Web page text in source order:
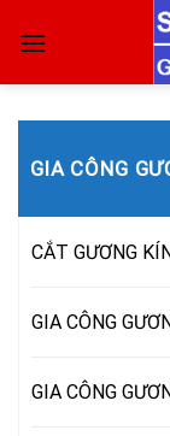
GIA CÔNG
CẮT GƯƠNG
GIA CÔNG
GIA CÔNG